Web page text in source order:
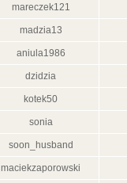
mareczek121
madzia13
aniula1986
dzidzia
kotek50
sonia
soon_husband
maciekzaporowski